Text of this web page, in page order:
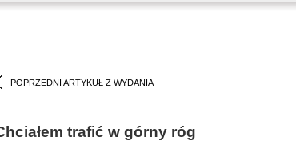
POPRZEDNI ARTYKUŁ Z WYDANIA
trafić w górny róg